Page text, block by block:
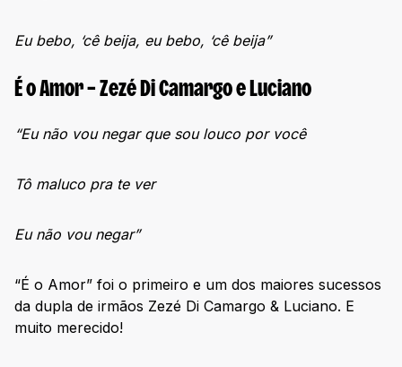
Eu bebo, ‘cê beija, eu bebo, ‘cê beija”
É o Amor – Zezé Di Camargo e Luciano
“Eu não vou negar que sou louco por você
Tô maluco pra te ver
Eu não vou negar”
“É o Amor” foi o primeiro e um dos maiores sucessos
da dupla de irmãos Zezé Di Camargo & Luciano. E
muito merecido!